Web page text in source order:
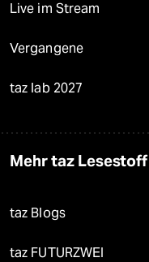
Live im Stream
Vergangene
taz lab 2027
Mehr taz Lesestoff
taz Blogs
taz FUTURZWEI